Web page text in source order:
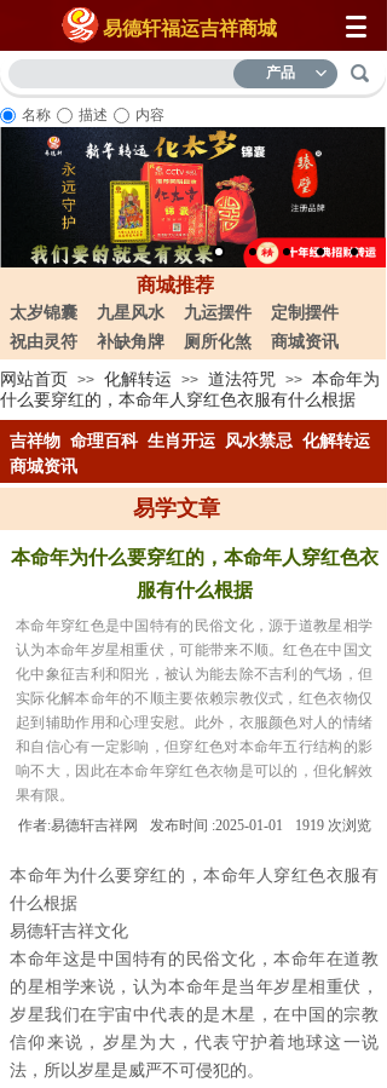
易德轩福运吉祥商城
产品
名称 描述 内容
网站首页 >> 化解转运 >> 道法符咒 >> 本命年为
什么要穿红的，本命年人穿红色衣服有什么根据
吉祥物 命理百科 生肖开运 风水禁忌 化解转运
商城资讯
易学文章
本命年为什么要穿红的，本命年人穿红色衣
服有什么根据
本命年穿红色是中国特有的民俗文化，源于道教星相学
认为本命年岁星相重伏，可能带来不顺。红色在中国文
化中象征吉利和阳光，被认为能去除不吉利的气场，但
实际化解本命年的不顺主要依赖宗教仪式，红色衣物仅
起到辅助作用和心理安慰。此外，衣服颜色对人的情绪
和自信心有一定影响，但穿红色对本命年五行结构的影
响不大，因此在本命年穿红色衣物是可以的，但化解效
果有限。
作者:易德轩吉祥网 发布时间 :2025-01-01 1919 次浏览
本命年为什么要穿红的，本命年人穿红色衣服有
什么根据
易德轩吉祥文化
本命年这是中国特有的民俗文化，本命年在道教
的星相学来说，认为本命年是当年岁星相重伏，
岁星我们在宇宙中代表的是木星，在中国的宗教
信仰来说，岁星为大，代表守护着地球这一说
法，所以岁星是威严不可侵犯的。
商城推荐
太岁锦囊 九星风水 九运摆件
定制摆件
祝由灵符
补缺角牌 厕所化煞 商城资讯